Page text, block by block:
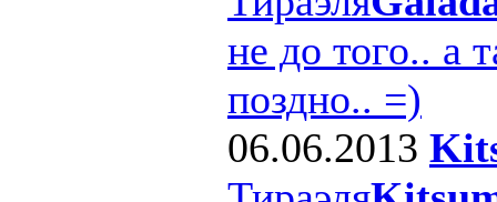
не до того.. а
поздно.. =)
06.06.2013